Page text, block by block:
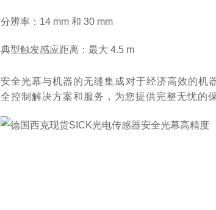
分辨率：14 mm 和 30 mm
典型触发感应距离：最大 4.5 m
安全光幕与机器的无缝集成对于经济高效的
全控制解决方案和服务，为您提供完整无忧的保